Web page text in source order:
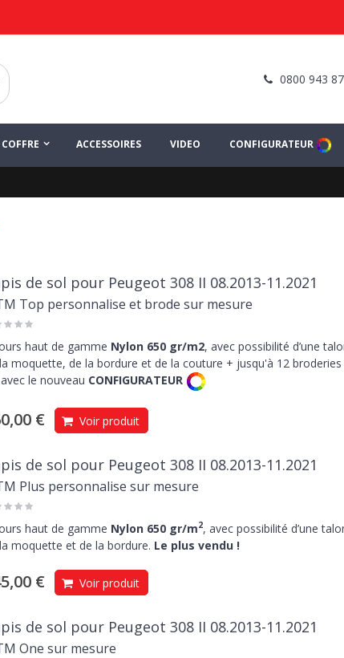
0800 943
ACCESSOIRES VIDEO CONFIGURATEUR
de sol pour Peugeot 308 II 08.2013-11.2021
Top personnalise et brode sur mesure
haut de gamme Nylon 650 gr/m2, avec possibilité d’une
moquette, de la bordure et de la couture + jusqu'à 12 broderies
le nouveau CONFIGURATEUR
€ Voir produit
de sol pour Peugeot 308 II 08.2013-11.2021
Plus personnalise sur mesure
haut de gamme Nylon 650 gr/m2, avec possibilité d’une
moquette et de la bordure. Le plus vendu !
€ Voir produit
de sol pour Peugeot 308 II 08.2013-11.2021
One sur mesure